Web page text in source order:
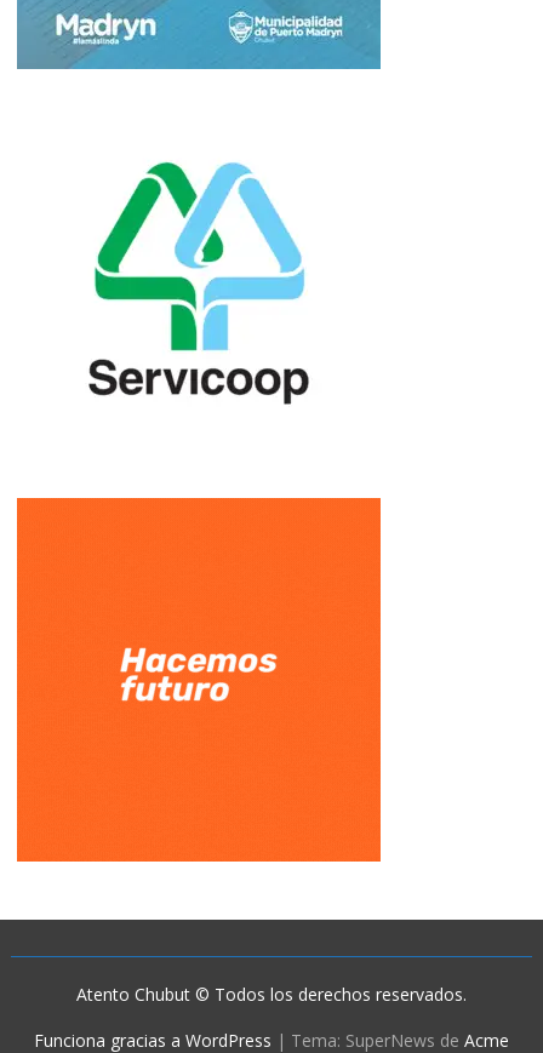
Atento Chubut © Todos los derechos reservados.
Funciona gracias a WordPress | Tema: SuperNews de Acme